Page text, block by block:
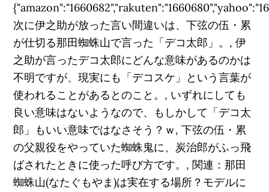
次に伊之助が放った言い間違いは、下弦の伍・累
が仕切る那田蜘蛛山で言った「デコ太郎」。, 伊
之助が言ったデコ太郎にどんな意味があるのかは
不明ですが、現実にも「デコスケ」という言葉が
使われることがあるとのこと。, いずれにしても
良い意味はないようなので、もしかして「デコ太
郎」もいい意味ではなさそう？ｗ, 下弦の伍・累
の父親役をやっていた蜘蛛鬼に、炭治郎がふっ飛
ばされたときに使った呼び方です。, 関連：那田
蜘蛛山(なたぐもやま)は実在する場所？モデルに